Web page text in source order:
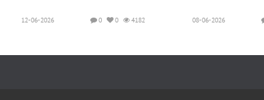
12-06-2026 4182
0
0 08-06-2026